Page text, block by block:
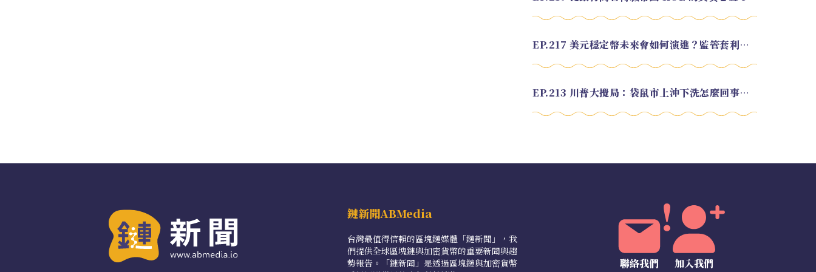
EP.217 美元穩定幣未來會如何演進？監管套利終將收斂？feat. 研究員 余哲安
EP.213 川普大攪局：袋鼠市上沖下洗怎麼回事？feat. Alvin
鏈新聞ABMedia
台灣最值得信賴的區塊鏈媒體「鏈新聞」，我
們提供全球區塊鏈與加密貨幣的重要新聞與趨
勢報告。「鏈新聞」是透過區塊鏈與加密貨幣
聯絡我們 加入我們